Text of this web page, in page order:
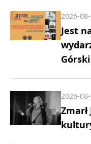
Jest
2026-
2026-